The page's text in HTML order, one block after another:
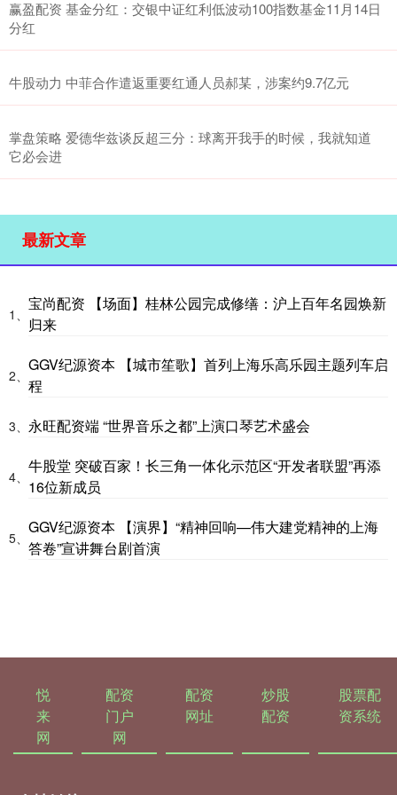
赢盈配资 基金分红：交银中证红利低波动100指数基金11月14日
分红
牛股动力 中菲合作遣返重要红通人员郝某，涉案约9.7亿元
掌盘策略 爱德华兹谈反超三分：球离开我手的时候，我就知道
它必会进
最新文章
1、
宝尚配资 【场面】桂林公园完成修缮：沪上百年名园焕新
归来
2、
GGV纪源资本 【城市笙歌】首列上海乐高乐园主题列车启
程
3、 永旺配资端 “世界音乐之都”上演口琴艺术盛会
4、
牛股堂 突破百家！长三角一体化示范区“开发者联盟”再添
16位新成员
5、
GGV纪源资本 【演界】“精神回响—伟大建党精神的上海
答卷”宣讲舞台剧首演
悦
来
网
配资
门户
网
配资
网址
炒股
配资
股票配
资系统